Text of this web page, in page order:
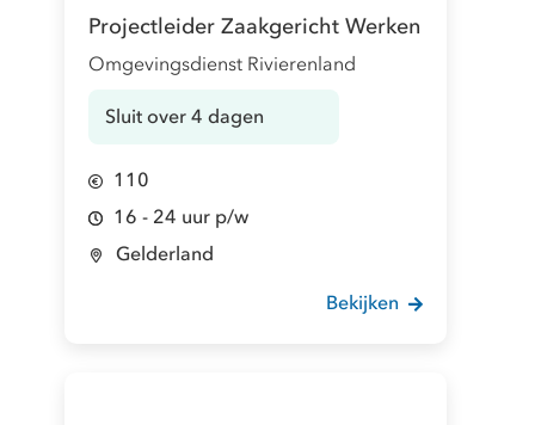
Projectleider Zaakgericht Werken
Omgevingsdienst Rivierenland
Sluit over 4 dagen
110
16 - 24 uur p/w
Gelderland
Bekijken